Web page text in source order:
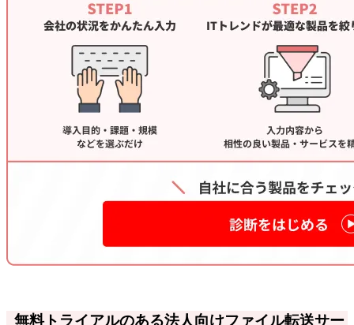
無料トライアルのある法人向けファイル転送サー